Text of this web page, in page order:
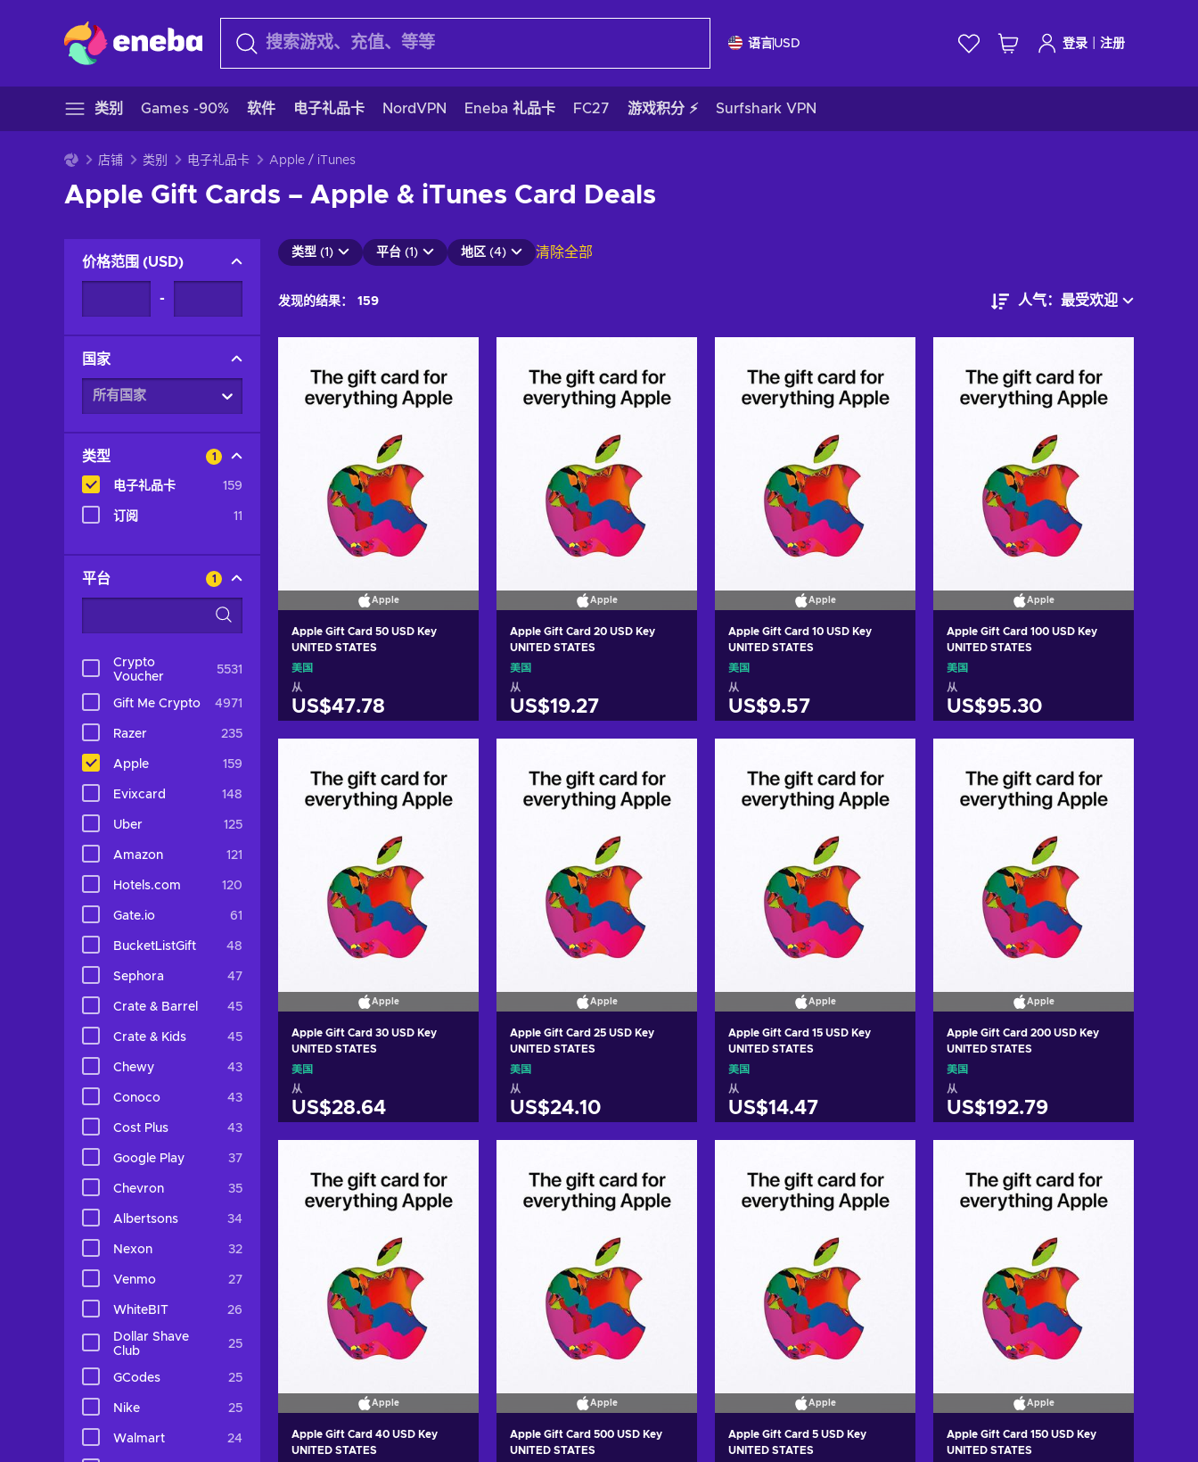
语言USD 登录 注册
类别 Games -90% 软件 电子礼品卡 NordVPN Eneba 礼品卡 FC27 游戏积分 ⚡ Surfshark VPN
店铺 类别 电子礼品卡 Apple / iTunes
Apple Gift Cards – Apple & iTunes Card Deals
价格范围 (USD)
-
国家
所有国家
类型 1
电子礼品卡 159
订阅 11
平台 1
Crypto
Voucher
5531
Gift Me Crypto 4971
Razer 235
Apple 159
Evixcard 148
Uber 125
Amazon 121
Hotels.com 120
Gate.io 61
BucketListGift 48
Sephora 47
Crate & Barrel 45
Crate & Kids 45
Chewy 43
Conoco 43
Cost Plus 43
Google Play 37
Chevron 35
Albertsons 34
Nexon 32
Venmo 27
WhiteBIT 26
Dollar Shave
Club
25
GCodes 25
Nike 25
Walmart 24
类型 (1) 平台 (1) 地区 (4) 清除全部
发现的结果： 159 人气：最受欢迎
Apple
Apple Gift Card 50 USD Key
UNITED STATES
美国
从
US$47.78
View offers
Apple
Apple Gift Card 20 USD Key
UNITED STATES
美国
从
US$19.27
View offers
Apple
Apple Gift Card 10 USD Key
UNITED STATES
美国
从
US$9.57
View offers
Apple
Apple Gift Card 100 USD Key
UNITED STATES
美国
从
US$95.30
View offers
Apple
Apple Gift Card 30 USD Key
UNITED STATES
美国
从
US$28.64
View offers
Apple
Apple Gift Card 25 USD Key
UNITED STATES
美国
从
US$24.10
View offers
Apple
Apple Gift Card 15 USD Key
UNITED STATES
美国
从
US$14.47
View offers
Apple
Apple Gift Card 200 USD Key
UNITED STATES
美国
从
US$192.79
View offers
Apple
Apple Gift Card 40 USD Key
UNITED STATES
Apple
Apple Gift Card 500 USD Key
UNITED STATES
Apple
Apple Gift Card 5 USD Key
UNITED STATES
Apple
Apple Gift Card 150 USD Key
UNITED STATES